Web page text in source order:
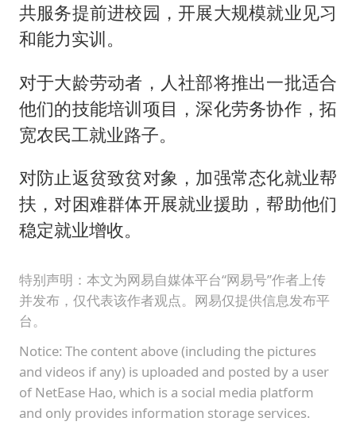
共服务提前进校园，开展大规模就业见习
和能力实训。
对于大龄劳动者，人社部将推出一批适合
他们的技能培训项目，深化劳务协作，拓
宽农民工就业路子。
对防止返贫致贫对象，加强常态化就业帮
扶，对困难群体开展就业援助，帮助他们
稳定就业增收。
特别声明：本文为网易自媒体平台“网易号”作者上传
并发布，仅代表该作者观点。网易仅提供信息发布平
台。
Notice: The content above (including the pictures
and videos if any) is uploaded and posted by a user
of NetEase Hao, which is a social media platform
and only provides information storage services.